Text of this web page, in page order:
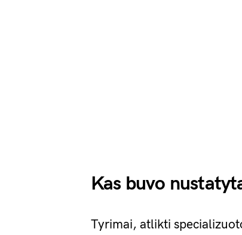
Kas buvo
Tyrimai, atlikti